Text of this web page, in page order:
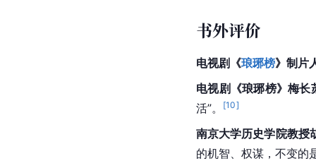
书外评价
电视剧《琅琊榜》制片
电视剧《琅琊榜》梅长
活”。
[10]
南京大学历史学院教授
的机智、权谋，不变的